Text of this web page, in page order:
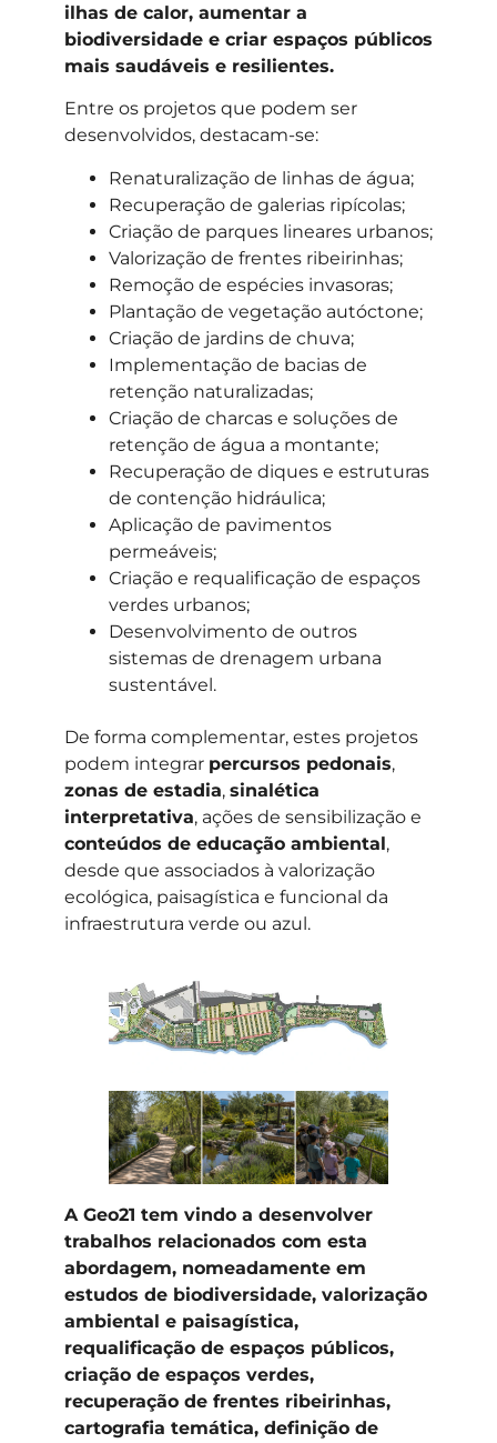
ilhas de calor, aumentar a
biodiversidade e criar espaços públicos
mais saudáveis e resilientes.
Entre os projetos que podem ser
desenvolvidos, destacam-se:
Renaturalização de linhas de água;
Recuperação de galerias ripícolas;
Criação de parques lineares urbanos;
Valorização de frentes ribeirinhas;
Remoção de espécies invasoras;
Plantação de vegetação autóctone;
Criação de jardins de chuva;
Implementação de bacias de
retenção naturalizadas;
Criação de charcas e soluções de
retenção de água a montante;
Recuperação de diques e estruturas
de contenção hidráulica;
Aplicação de pavimentos
permeáveis;
Criação e requalificação de espaços
verdes urbanos;
Desenvolvimento de outros
sistemas de drenagem urbana
sustentável.
De forma complementar, estes projetos
podem integrar percursos pedonais,
zonas de estadia, sinalética
interpretativa, ações de sensibilização e
conteúdos de educação ambiental,
desde que associados à valorização
ecológica, paisagística e funcional da
infraestrutura verde ou azul.
A Geo21 tem vindo a desenvolver
trabalhos relacionados com esta
abordagem, nomeadamente em
estudos de biodiversidade, valorização
ambiental e paisagística,
requalificação de espaços públicos,
criação de espaços verdes,
recuperação de frentes ribeirinhas,
cartografia temática, definição de